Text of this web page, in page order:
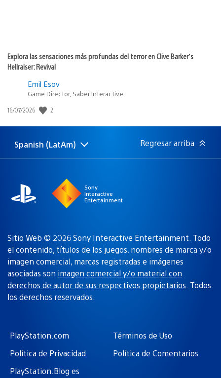
Explora las sensaciones más profundas del terror en Clive Barker’s
Hellraiser: Revival
Emil Esov
Game Director, Saber Interactive
Fecha
publicación:
16/07/2026 2
Elige
una
Región
actual:
Spanish (LatAm) Regresar arriba
Sony
Interactive
Entertainment
Sitio Web © 2026 Sony Interactive Entertainment. Todo
el contenido, títulos de los juegos, nombres de marca y/o
imagen comercial, marcas registradas e imágenes
asociadas son imagen comercial y/o material con
derechos de autor de sus respectivos propietarios. Todos
los derechos reservados.
PlayStation.com
Términos de Uso
Política de Privacidad
Política de Comentarios
PlayStation.Blog es